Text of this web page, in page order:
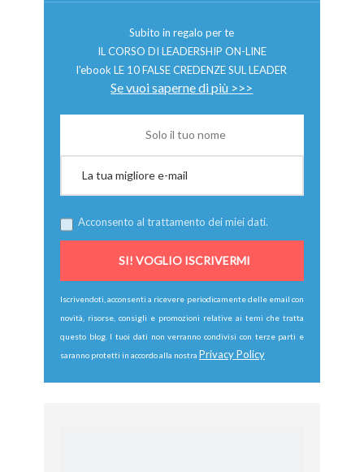
Subito in regalo per te
IL CORSO DI LEADERSHIP ON-LINE
l'ebook LE 10 FALSE CREDENZE SUL LEADER
Se vuoi saperne di più >>>
Acconsento al trattamento dei miei dati.
Iscrivendoti, acconsenti a ricevere periodicamente delle email con
novità, risorse, consigli e promozioni relative ai temi che tratta
questo blog. I tuoi dati non verranno condivisi con terze parti e
saranno protetti in accordo alla nostra Privacy Policy